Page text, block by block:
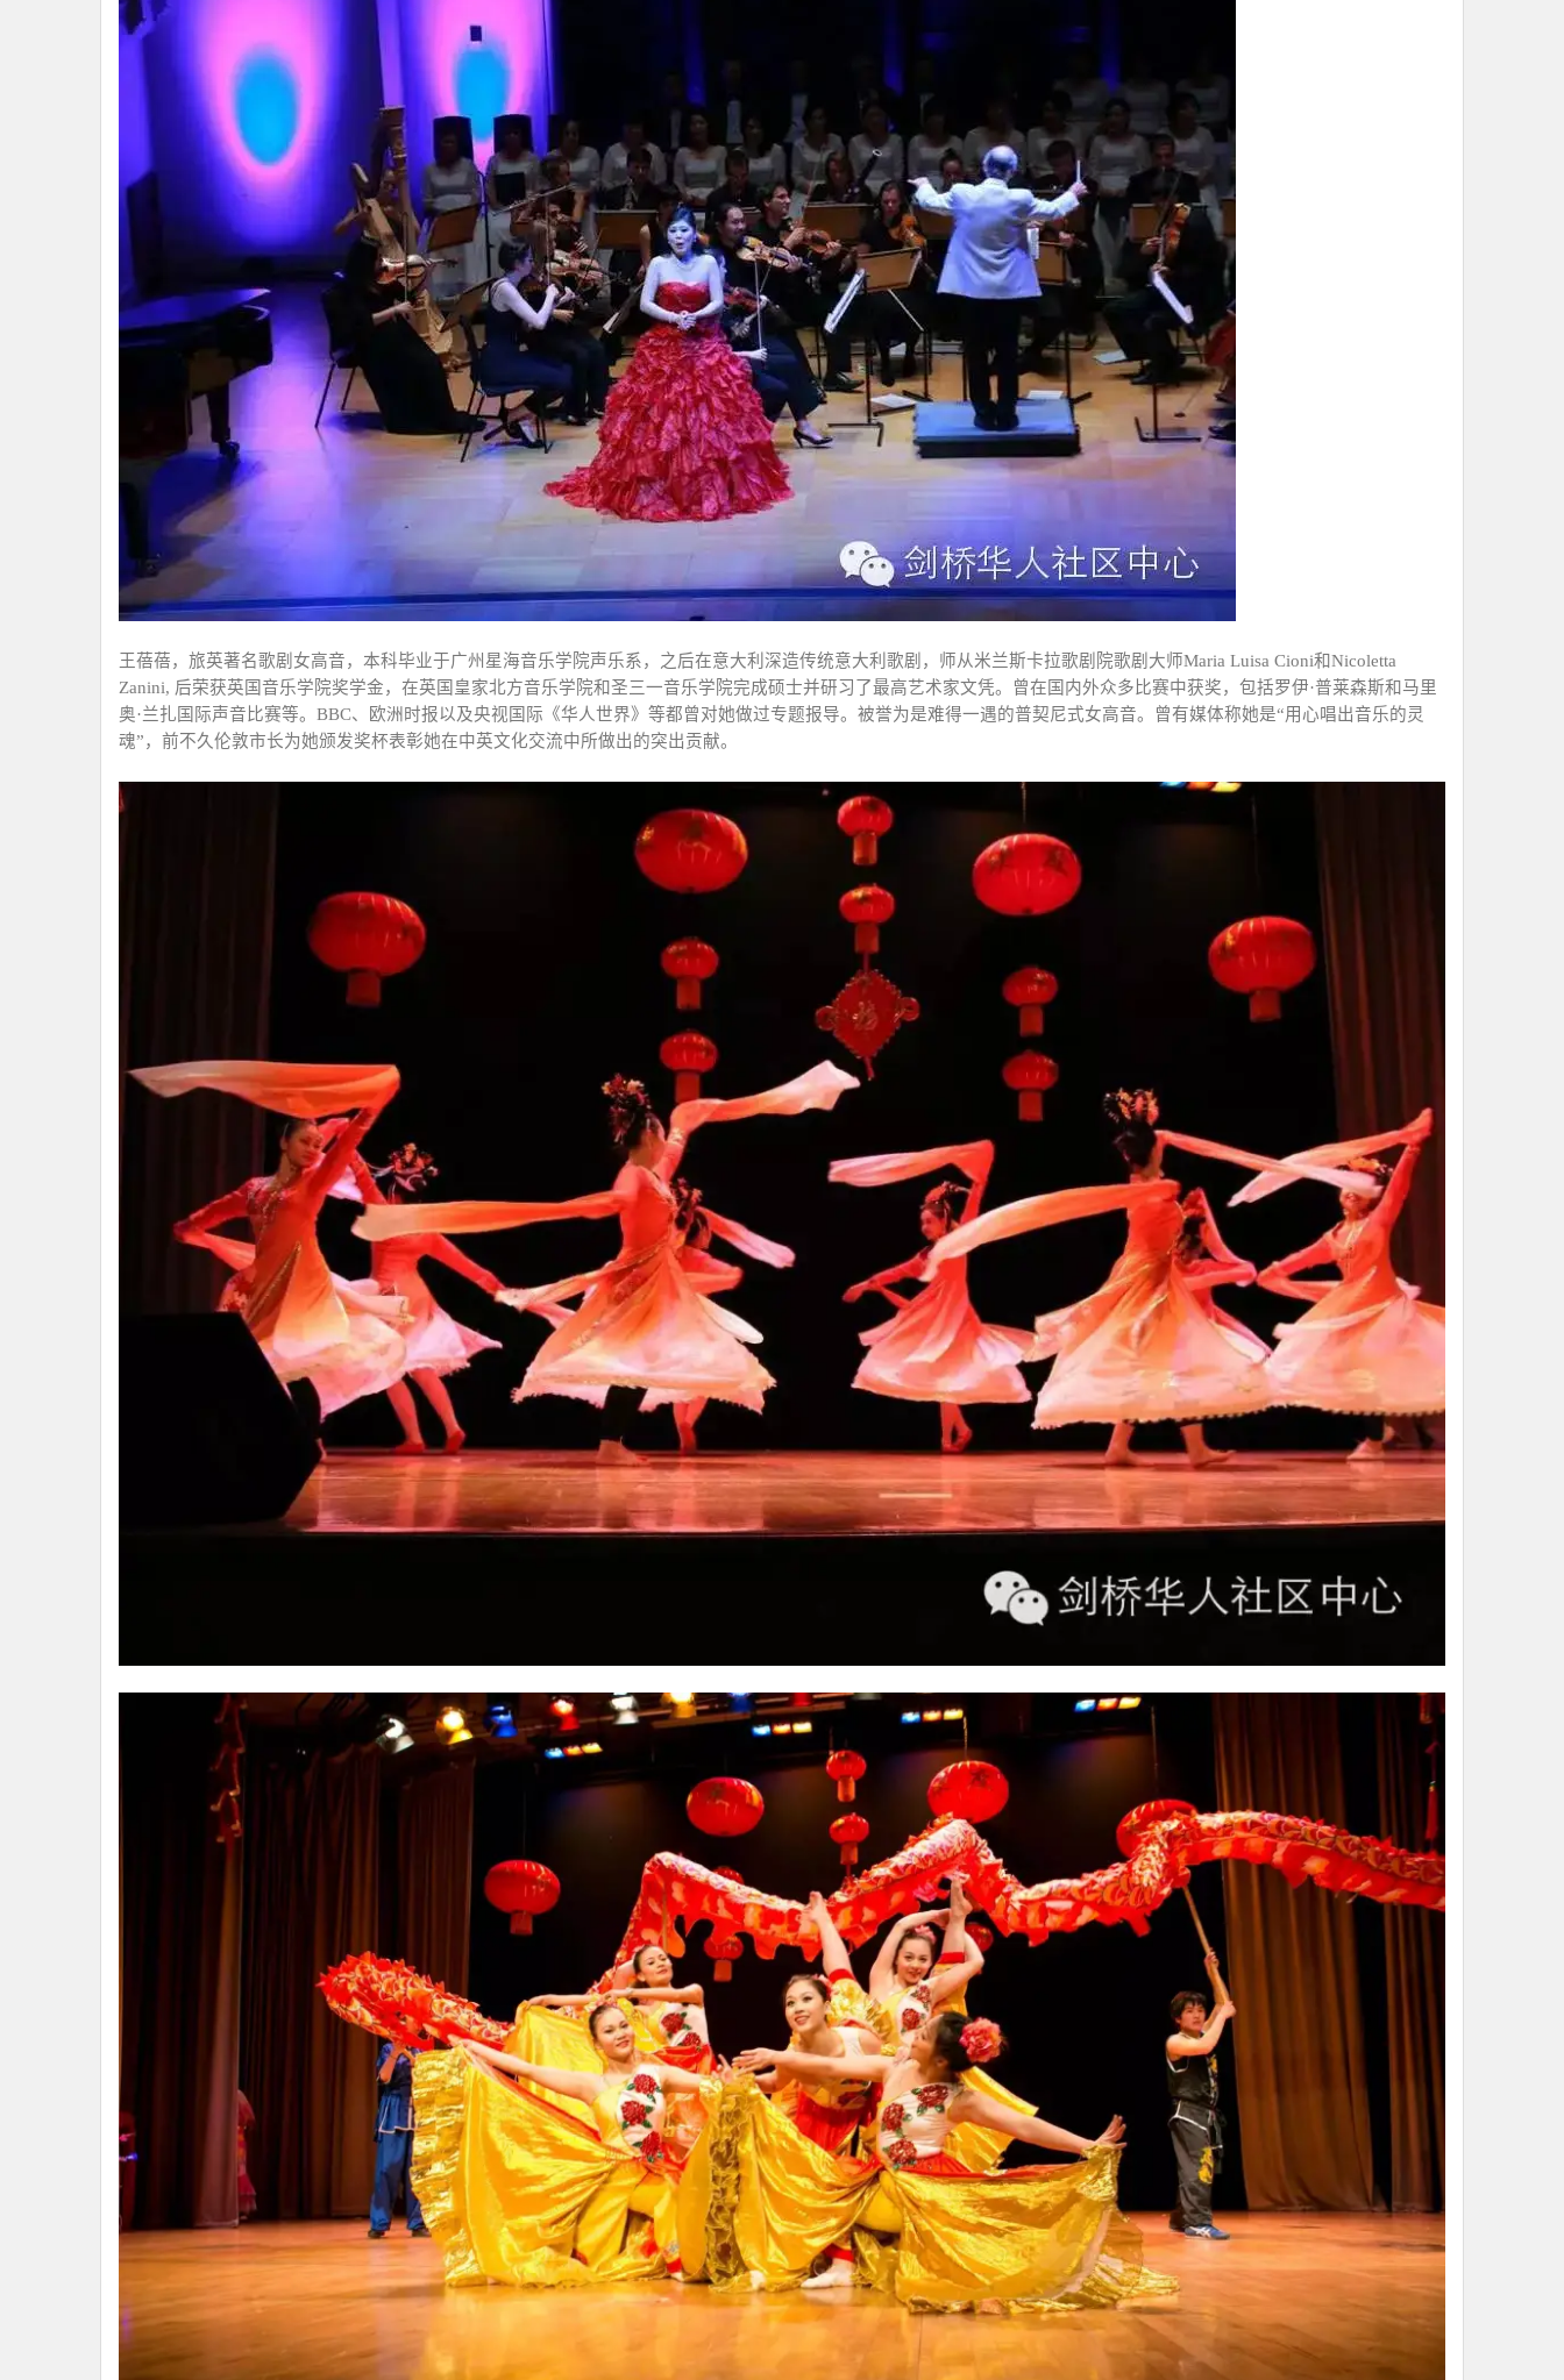
王蓓蓓，旅英著名歌剧女高音，本科毕业于广州星海音乐学院声乐系，之后在意大利深造传统意大利歌剧，师从米兰斯卡拉歌剧院歌剧大师Maria Luisa Cioni和Nicoletta
Zanini, 后荣获英国音乐学院奖学金，在英国皇家北方音乐学院和圣三一音乐学院完成硕士并研习了最高艺术家文凭。曾在国内外众多比赛中获奖，包括罗伊·普莱森斯和马里
奥·兰扎国际声音比赛等。 BBC、欧洲时报以及央视国际《华人世界》等都曾对她做过专题报导。被誉为是难得一遇的普契尼式女高音。曾有媒体称她是“用心唱出音乐的灵
魂”，前不久伦敦市长为她颁发奖杯表彰她在中英文化交流中所做出的突出贡献。